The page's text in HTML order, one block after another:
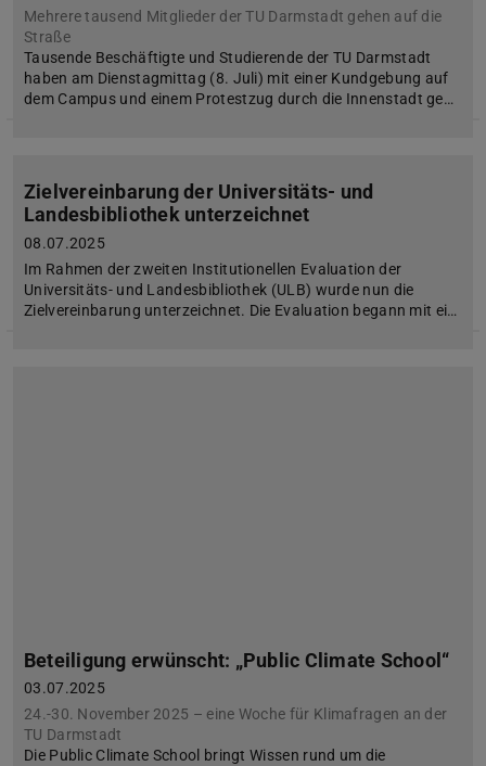
Mehrere tausend Mitglieder der TU Darmstadt gehen auf die
Straße
Tausende Beschäftigte und Studierende der TU Darmstadt
haben am Dienstagmittag (8. Juli) mit einer Kundgebung auf
dem Campus und einem Protestzug durch die Innenstadt ge…
Zielvereinbarung der Universitäts- und
Landesbibliothek unterzeichnet
08.07.2025
Im Rahmen der zweiten Institutionellen Evaluation der
Universitäts- und Landesbibliothek (ULB) wurde nun die
Zielvereinbarung unterzeichnet. Die Evaluation begann mit ei…
Beteiligung erwünscht: „Public Climate School“
03.07.2025
24.-30. November 2025 – eine Woche für Klimafragen an der
TU Darmstadt
Die Public Climate School bringt Wissen rund um die